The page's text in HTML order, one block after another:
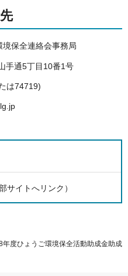
保全連絡会事務局
手通5丁目10番1号
は74719)
サイトへリンク）
年度ひょうご環境保全活動助成金助成